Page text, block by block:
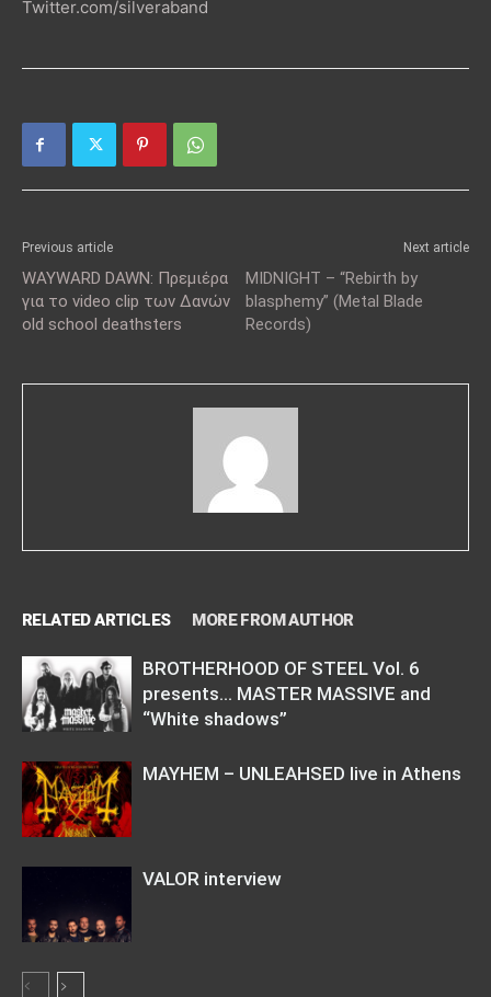
Twitter.com/silveraband
Previous article
WAYWARD DAWN: Πρεμιέρα
για το video clip των Δανών
old school deathsters
Next article
MIDNIGHT – “Rebirth by
blasphemy” (Metal Blade
Records)
RELATED ARTICLES MORE FROM AUTHOR
BROTHERHOOD OF STEEL Vol. 6
presents… MASTER MASSIVE and
“White shadows”
MAYHEM – UNLEAHSED live in Athens
VALOR interview